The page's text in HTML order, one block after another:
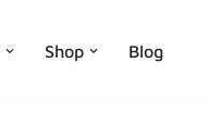
Shop Blog